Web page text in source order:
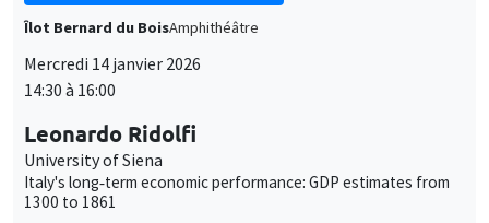
Îlot Bernard du BoisAmphithéâtre
Mercredi 14 janvier 2026
14:30 à 16:00
Leonardo Ridolfi
University of Siena
Italy's long‐term economic performance: GDP estimates from
1300 to 1861